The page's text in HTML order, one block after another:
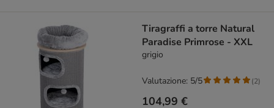
Tiragraffi a torre Natural
Paradise Primrose - XXL
grigio
104,99 €
Valutazione: 5/5 (2)